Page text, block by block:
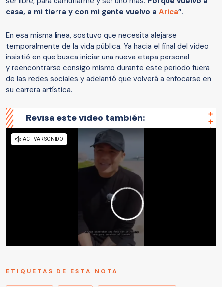
casa, a mi tierra y con mi gente vuelvo a Arica”.
En esa misma línea, sostuvo que necesita alejarse
temporalmente de la vida pública. Ya hacia el final del video
insistió en que busca iniciar una nueva etapa personal
y reencontrarse consigo mismo durante este periodo fuera
de las redes sociales y adelantó que volverá a enfocarse en
su carrera artística.
Revisa este video también:
ETIQUETAS DE ESTA NOTA